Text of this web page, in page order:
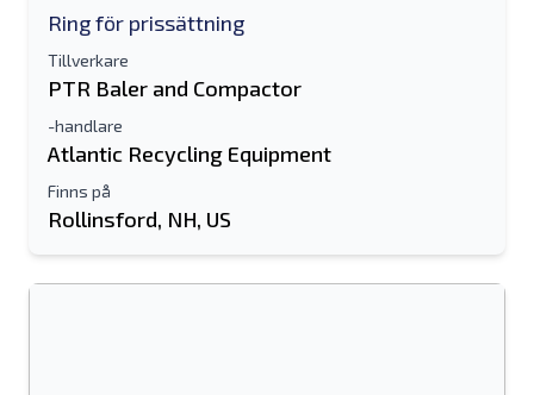
Ring för prissättning
Tillverkare
PTR Baler and Compactor
-handlare
Atlantic Recycling Equipment
Finns på
Rollinsford, NH, US